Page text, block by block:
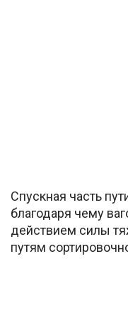
Спускная часть
благодаря чему
действием силы
путям